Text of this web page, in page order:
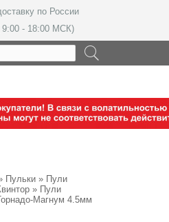
по России
9:00 - 18:00 МСК)
Пульки » Пули
» Пули
Магнум 4.5мм